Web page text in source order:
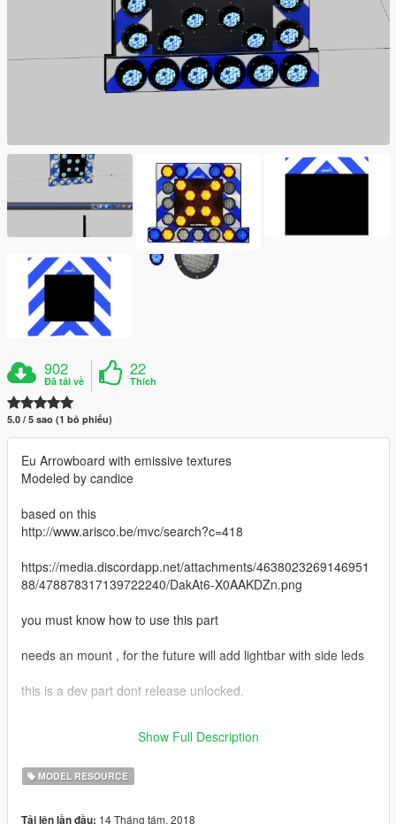
902
Đã tải về
22
Thích
5.0 / 5 sao (1 bỏ phiếu)
Eu Arrowboard with emissive textures
Modeled by candice
based on this
http://www.arisco.be/mvc/search?c=418
https://media.discordapp.net/attachments/4638023269146951
88/478878317139722240/DakAt6-X0AAKDZn.png
you must know how to use this part
needs an mount , for the future will add lightbar with side leds
this is a dev part dont release unlocked.
accomplish the EU pattern in ELS with it set up like this.
Show Full Description
MODEL RESOURCE
Tải lên lần đầu: 14 Tháng tám, 2018